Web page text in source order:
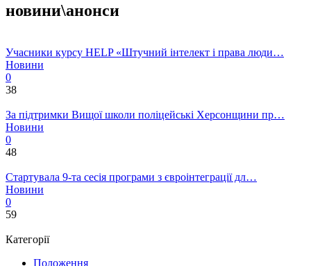
новини\анонси
Учасники курсу HELP «Штучний інтелект і права люди…
Новини
0
38
За підтримки Вищої школи поліцейські Херсонщини пр…
Новини
0
48
Стартувала 9-та сесія програми з євроінтеграції дл…
Новини
0
59
Категорії
Положення